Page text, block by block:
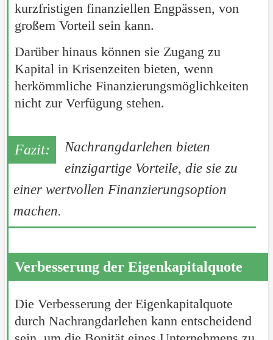
kurzfristigen finanziellen Engpässen, von
großem Vorteil sein kann.
Darüber hinaus können sie Zugang zu
Kapital in Krisenzeiten bieten, wenn
herkömmliche Finanzierungsmöglichkeiten
nicht zur Verfügung stehen.
Nachrangdarlehen bieten
einzigartige Vorteile, die sie zu
einer wertvollen Finanzierungsoption
machen.
Verbesserung der Eigenkapitalquote
Die Verbesserung der Eigenkapitalquote
durch Nachrangdarlehen kann entscheidend